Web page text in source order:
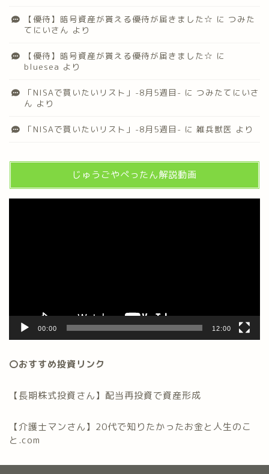
【優待】暗号資産が貰える優待が届きました☆ に つみた
てにいさん より
【優待】暗号資産が貰える優待が届きました☆ に
bluesea より
「NISAで買いたいリスト」-8月5週目- に つみたてにいさ
ん より
「NISAで買いたいリスト」-8月5週目- に 雑兵獣医 より
じゅうごやぺったん解説動画
00:00 12:00
〇おすすめ投資リンク
【長期株式投資さん】配当再投資で資産形成
【介護士マンさん】20代で知りたかったお金と人生のこ
と.com